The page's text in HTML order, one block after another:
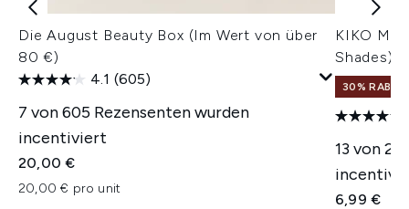
Die August Beauty Box (Im Wert von über
80 €)
4.1 (605)
7 von 605 Rezensenten wurden
incentiviert
20,00 €
20,00 € pro unit
KIKO
Shades)
30%
13 von
6,99 €